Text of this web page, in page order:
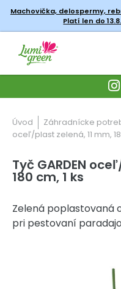
Machovička, delospermy,
Platí len do
Úvod Záhradnícke
oceľ/plast zelená, 11 mm,
Tyč GARDEN
180 cm, 1 ks
Zelená poplastovaná
pri pestovaní